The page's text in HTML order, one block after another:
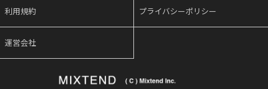
利用規約 プライバシーポリシー
運営会社